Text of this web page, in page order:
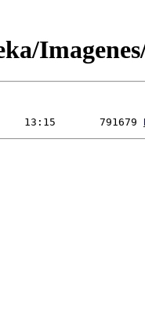
13:15       791679